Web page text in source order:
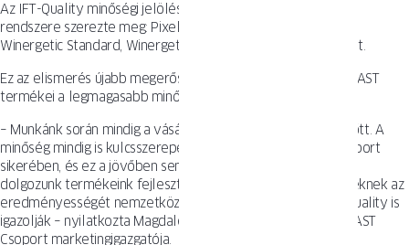
Az IFT-Quality minőségi jelölést az OKNOPLAST Csoport hat
rendszere szerezte meg: Pixel, Prolux, Winergetic Premium,
Winergetic Standard, Winergetic Premium Passive és Koncept.
Ez az elismerés újabb megerősítése annak, hogy az OKNOPLAST
termékei a legmagasabb minőséget képviselik.
– Munkánk során mindig a vásárlók érdekeit tartjuk szem előtt. A
minőség mindig is kulcsszerepet játszott az OKNOPLAST Csoport
sikerében, és ez a jövőben sem fog változni. Folyamatosan
dolgozunk termékeink fejlesztésén, és ezeknek a törekvéseknek az
eredményességét nemzetközi tanúsítványok, mint az IFT-Quality is
igazolják – nyilatkozta Magdalena Cedro-Czubaj, az OKNOPLAST
Csoport marketingigazgatója.